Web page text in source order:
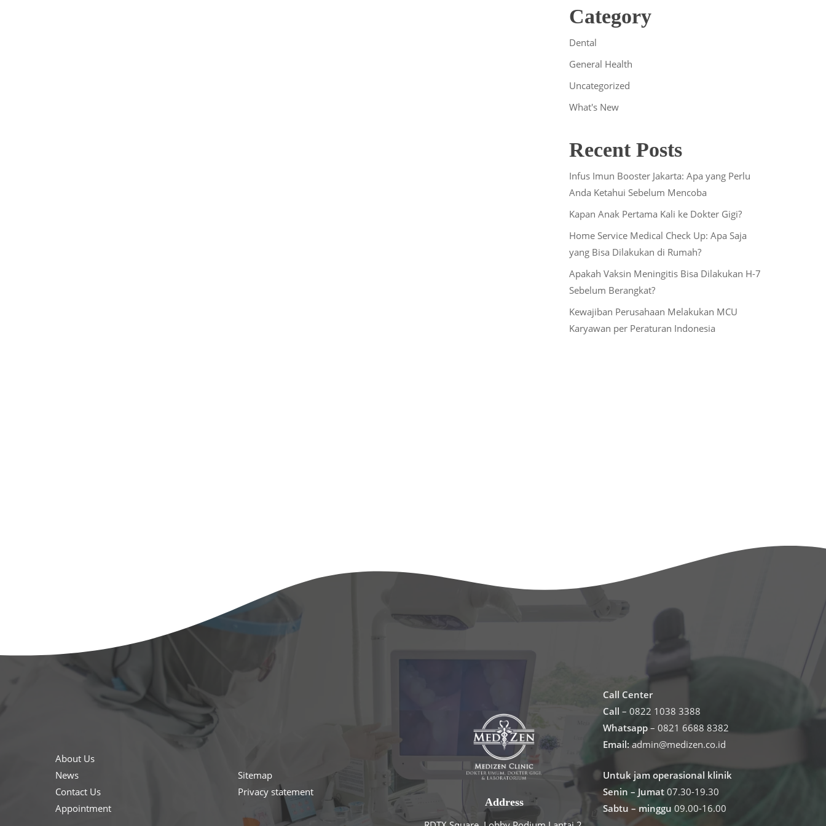
Category
Dental
General Health
Uncategorized
What's New
Recent Posts
Infus Imun Booster Jakarta: Apa yang Perlu
Anda Ketahui Sebelum Mencoba
Kapan Anak Pertama Kali ke Dokter Gigi?
Home Service Medical Check Up: Apa Saja
yang Bisa Dilakukan di Rumah?
Apakah Vaksin Meningitis Bisa Dilakukan H-7
Sebelum Berangkat?
Kewajiban Perusahaan Melakukan MCU
Karyawan per Peraturan Indonesia
About Us
News
Contact Us
Appointment
Sitemap
Privacy statement
Address
Call Center
Call – 0822 1038 3388
Whatsapp– 0821 6688 8382
Email:admin@medizen.co.id
Untuk jam operasional klinik
Senin – Jumat 07.30-19.30
Sabtu – minggu 09.00-16.00